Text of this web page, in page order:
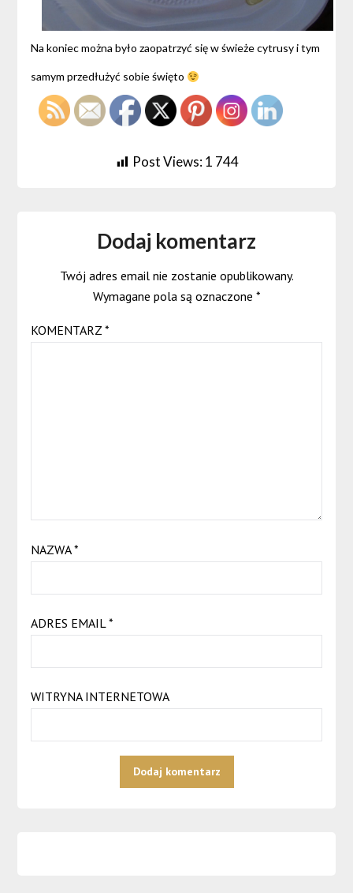
Na koniec można było zaopatrzyć się w świeże cytrusy i tym
samym przedłużyć sobie święto
Post Views:1 744
Dodaj komentarz
Twój adres email nie zostanie opublikowany.
Wymagane pola są oznaczone *
KOMENTARZ *
NAZWA*
ADRES EMAIL*
WITRYNA INTERNETOWA